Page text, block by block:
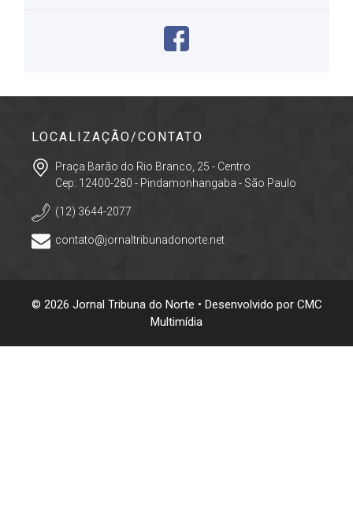
LOCALIZAÇÃO/CONTATO
Praça Barão do Rio Branco, 25 - Centro
Cep: 12400-280 - Pindamonhangaba - São Paulo
(12) 3644-2077
contato@jornaltribunadonorte.net
© 2026 Jornal Tribuna do Norte • Desenvolvido por CMC
Multimídia